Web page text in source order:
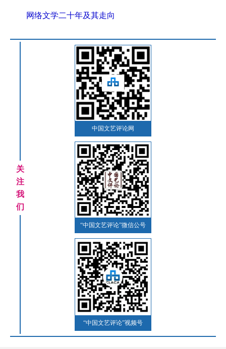
网络文学二十年及其走向
关
注
我
们
中国文艺评论网
“中国文艺评论”微信公号
“中国文艺评论”视频号